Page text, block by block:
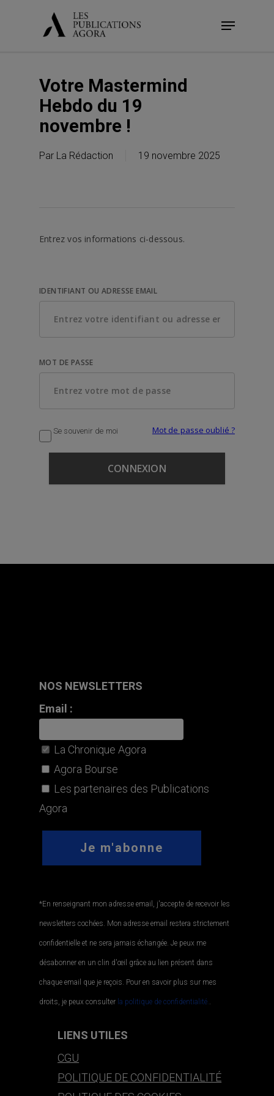
Menu
Votre Mastermind
Hebdo du 19
novembre !
Par La Rédaction 19 novembre 2025
Entrez vos informations ci-dessous.
IDENTIFIANT OU ADRESSE EMAIL
MOT DE PASSE
Se souvenir de moi Mot de passe oublié ?
NOS NEWSLETTERS
Email :
La Chronique Agora
Agora Bourse
Les partenaires des Publications
Agora
*En renseignant mon adresse email, j'accepte de recevoir les
newsletters cochées. Mon adresse email restera strictement
confidentielle et ne sera jamais échangée. Je peux me
désabonner en un clin d'œil grâce au lien présent dans
chaque email que je reçois. Pour en savoir plus sur mes
droits, je peux consulter la politique de confidentialité..
LIENS UTILES
CGU
POLITIQUE DE CONFIDENTIALITÉ